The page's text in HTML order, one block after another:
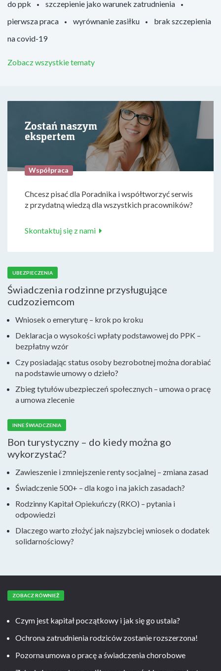
do ppk
szczepienie jako warunek zatrudnienia
pierwsza praca
wyrównanie zasiłku
brak szczepienia
na covid-19
Zobacz wszystkie tematy
Zostań naszym
ekspertem
Współpraca
Chcesz pisać dla Poradnika i współtworzyć serwis
z przydatną wiedzą dla wszystkich pracowników?
Skontaktuj się z nami
UBEZPIECZENIA
Świadczenia rodzinne przysługujące
cudzoziemcom
Wniosek o emeryturę – krok po kroku
Deklaracja o wysokości wpłaty podstawowej do PPK –
bezpłatny wzór
Czy posiadając status osoby bezrobotnej można dorabiać
na podstawie umowy o dzieło?
Zbieg tytułów ubezpieczeń społecznych – umowa o pracę
a umowa zlecenie
INNE ŚWIADCZENIA
Bon turystyczny – do kiedy można go
wykorzystać?
Zawieszenie i zmniejszenie renty socjalnej – zmiana zasad
Świadczenie 500+ – dla kogo i na jakich zasadach?
Rodzinny Kapitał Opiekuńczy (RKO) – pytania i
odpowiedzi
Dlaczego warto złożyć jak najszybciej wniosek o dodatek
solidarnościowy?
ZOBACZ RÓWNIEŻ
Czym jest kapitał początkowy i jak się go ustala?
Ochrona zatrudnienia rodziców zostanie rozszerzona!
Pozorna umowa o pracę a świadczenia chorobowe